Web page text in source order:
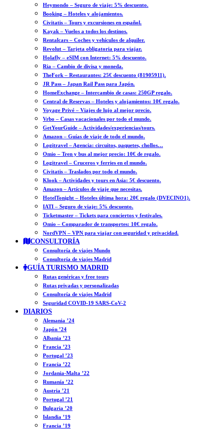
Heymondo – Seguro de viaje: 5% descuento.
Booking – Hoteles y alojamientos.
Civitatis – Tours y excursiones en español.
Kayak – Vuelos a todos los destinos.
Rentalcars – Coches y vehículos de alquiler.
Revolut – Tarjeta obligatoria para viajar.
Holafly – eSIM con Internet: 5% descuento.
Ria – Cambio de divisa y moneda.
TheFork – Restaurantes: 25€ descuento (81905911).
JR Pass – Japan Rail Pass para Japón.
HomeExchange – Intercambio de casas: 250GP regalo.
Central de Reservas – Hoteles y alojamientos: 10€ regalo.
Voyage Privé – Viajes de lujo al mejor precio.
Vrbo – Casas vacacionales por todo el mundo.
GetYourGuide – Actividades/experiencias/tours.
Amazon – Guías de viaje de todo el mundo.
Logitravel – Agencia: circuitos, paquetes, chollos…
Omio – Tren y bus al mejor precio: 10€ de regalo.
Logitravel – Cruceros y ferries en el mundo.
Civitatis – Traslados por todo el mundo.
Klook – Actividades y tours en Asia: 5€ descuento.
Amazon – Artículos de viaje que necesitas.
HotelTonight – Hoteles última hora: 20€ regalo (DVECINO1).
IATI – Seguro de viaje: 5% descuento.
Ticketmaster – Tickets para conciertos y festivales.
Omio – Comparador de transportes: 10€ regalo.
NordVPN – VPN para viajar con seguridad y privacidad.
CONSULTORÍA
Consultoría de viajes Mundo
Consultoría de viajes Madrid
GUÍA TURISMO MADRID
Rutas genéricas y free tours
Rutas privadas y personalizadas
Consultoría de viajes Madrid
Seguridad COVID-19 SARS-CoV-2
DIARIOS
Alemania ’24
Japón ’24
Albania ’23
Francia ’23
Portugal ’23
Francia ’22
Jordania-Malta ’22
Rumanía ’22
Austria ’21
Portugal ’21
Bulgaria ’20
Islandia ’19
Francia ’19